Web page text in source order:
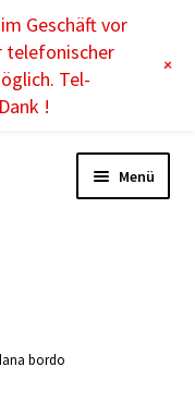
Menü
bordo
Geschäft vor
telefonischer
Tel-
!
+
DE